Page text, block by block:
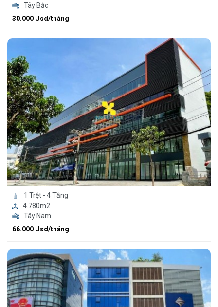
Tây Bắc
30.000 Usd/tháng
1 Trệt - 4 Tầng
4.780m2
Tây Nam
66.000 Usd/tháng